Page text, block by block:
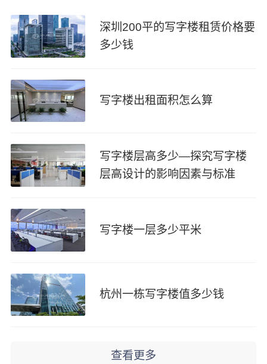
深圳200平的写字楼租赁价格要
多少钱
写字楼出租面积怎么算
写字楼层高多少—探究写字楼
层高设计的影响因素与标准
写字楼一层多少平米
杭州一栋写字楼值多少钱
查看更多